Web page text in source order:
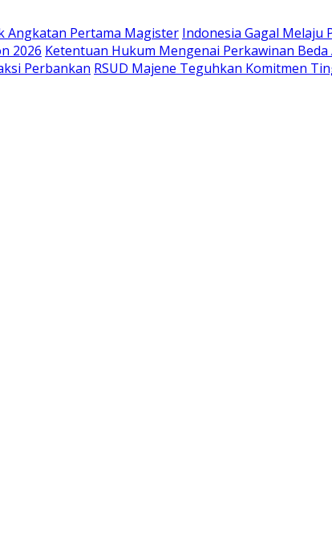
Angkatan Pertama Magister Indonesia Gagal Melaju
2026 Ketentuan Hukum Mengenai Perkawinan Beda
Perbankan RSUD Majene Teguhkan Komitmen